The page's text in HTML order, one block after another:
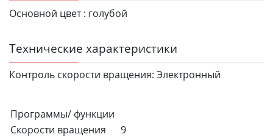
Основной цвет : голубой
Технические характеристики
Контроль скорости вращения: Электронный
Программы/ функции
Скорости вращения
9